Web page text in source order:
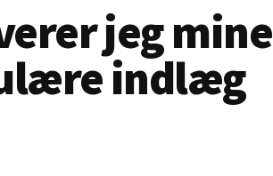
jeg mine
indlæg